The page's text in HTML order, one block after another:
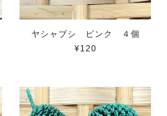
ヤシャブシ ピンク ４個
¥120